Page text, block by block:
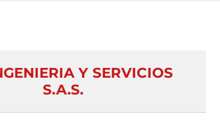
Y SERVICIOS
S.A.S.